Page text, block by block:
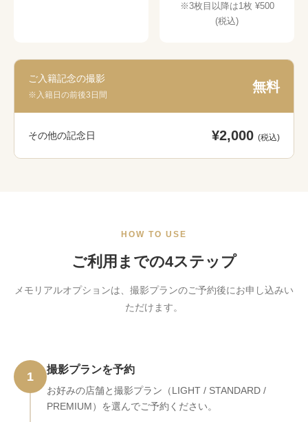
※3枚目以降は1枚 ¥500
(税込)
ご入籍記念の撮影
※入籍日の前後3日間
無料
その他の記念日 ¥2,000 (税込)
HOW TO USE
ご利用までの4ステップ
メモリアルオプションは、撮影プランのご予約後にお申し込みい
ただけます。
1
撮影プランを予約
お好みの店舗と撮影プラン（LIGHT / STANDARD /
PREMIUM）を選んでご予約ください。